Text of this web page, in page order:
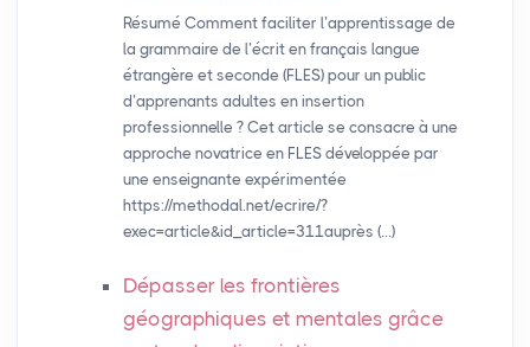
Résumé Comment faciliter l’apprentissage de
la grammaire de l’écrit en français langue
étrangère et seconde (FLES) pour un public
d’apprenants adultes en insertion
professionnelle ? Cet article se consacre à une
approche novatrice en FLES développée par
une enseignante expérimentée
https://methodal.net/ecrire/?
exec=article&id_article=311auprès (…)
Dépasser les frontières
géographiques et mentales grâce